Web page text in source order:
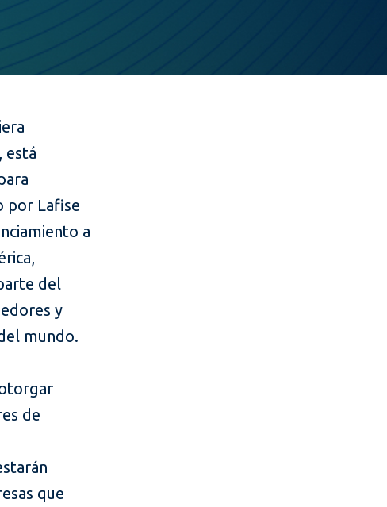
está
por Lafise
a
del
y
mundo.
de
que